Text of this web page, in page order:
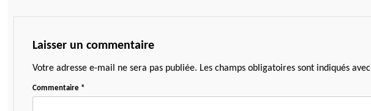
Laisser un commentaire
Votre adresse e-mail ne sera pas publiée. Les champs obligatoires sont indiqués avec
Commentaire *